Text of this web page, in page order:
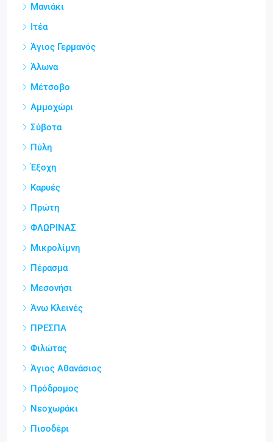
Μανιάκι
Ιτέα
Άγιος Γερμανός
Άλωνα
Μέτσοβο
Αμμοχώρι
Σύβοτα
Πύλη
Έξοχη
Καρυές
Πρώτη
ΦΛΩΡΙΝΑΣ
Μικρολίμνη
Πέρασμα
Μεσονήσι
Άνω Κλεινές
ΠΡΕΣΠΑ
Φιλώτας
Άγιος Αθανάσιος
Πρόδρομος
Νεοχωράκι
Πισοδέρι